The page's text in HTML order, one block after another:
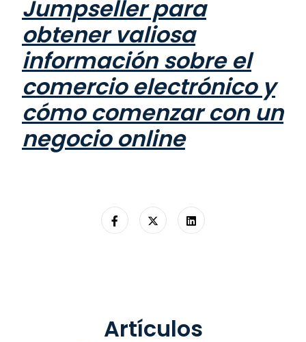
Jumpseller para
obtener valiosa
información sobre el
comercio electrónico y
cómo comenzar con un
negocio online
Artículos